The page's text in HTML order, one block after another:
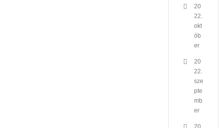
20
22.
okt
ób
er
20
22.
sze
pte
mb
er
20